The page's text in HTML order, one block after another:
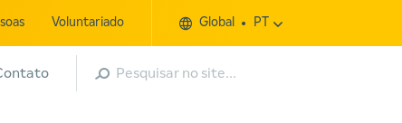
Voluntariado Global PT
Pesquisar